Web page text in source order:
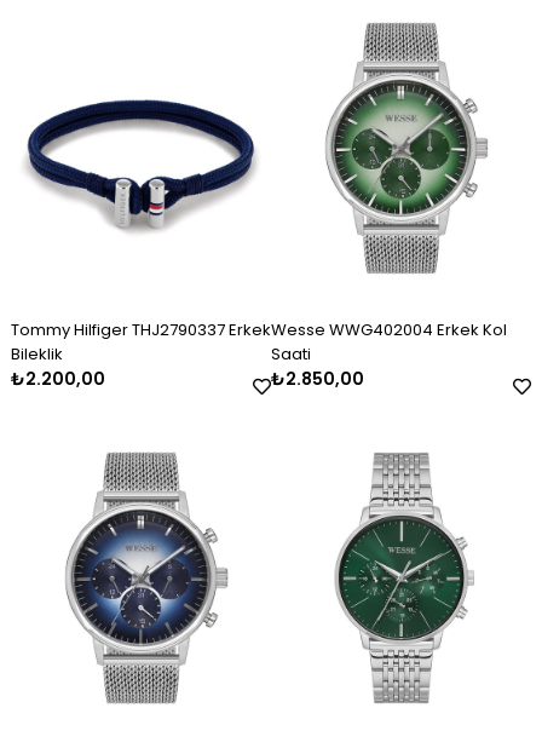
Tommy Hilfiger THJ2790337 Erkek
Bileklik
₺2.200,00
Wesse WWG402004 Erkek Kol
Saati
₺2.850,00